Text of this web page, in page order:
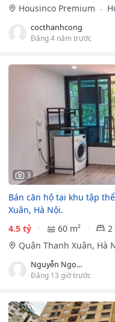
Housinco Premium
cocthanhcong
Đăng 4 năm trước
3
Bán căn hộ tại khu tập
Xuân, Hà Nội.
4.5 tỷ
60 m² 2
Quận Thanh Xuân, Hà
Nguyễn Ngọc Sơn
Đăng 13 giờ trước